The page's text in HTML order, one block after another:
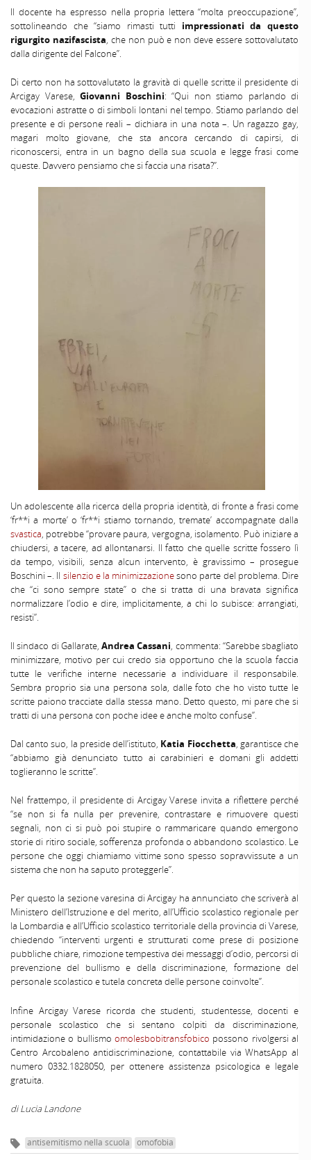
Il docente ha espresso nella propria lettera “molta preoccupazione”,
sottolineando che “siamo rimasti tutti impressionati da questo
rigurgito nazifascista, che non può e non deve essere sottovalutato
dalla dirigente del Falcone”.
Di certo non ha sottovalutato la gravità di quelle scritte il presidente di
Arcigay Varese, Giovanni Boschini: “Qui non stiamo parlando di
evocazioni astratte o di simboli lontani nel tempo. Stiamo parlando del
presente e di persone reali – dichiara in una nota –. Un ragazzo gay,
magari molto giovane, che sta ancora cercando di capirsi, di
riconoscersi, entra in un bagno della sua scuola e legge frasi come
queste. Davvero pensiamo che si faccia una risata?”.
Un adolescente alla ricerca della propria identità, di fronte a frasi come
‘fr**i a morte’ o ‘fr**i stiamo tornando, tremate’ accompagnate dalla
svastica, potrebbe “provare paura, vergogna, isolamento. Può iniziare a
chiudersi, a tacere, ad allontanarsi. Il fatto che quelle scritte fossero lì
da tempo, visibili, senza alcun intervento, è gravissimo – prosegue
Boschini –. Il silenzio e la minimizzazionesono parte del problema. Dire
che “ci sono sempre state” o che si tratta di una bravata significa
normalizzare l’odio e dire, implicitamente, a chi lo subisce: arrangiati,
resisti”.
Il sindaco di Gallarate, Andrea Cassani, commenta: “Sarebbe sbagliato
minimizzare, motivo per cui credo sia opportuno che la scuola faccia
tutte le verifiche interne necessarie a individuare il responsabile.
Sembra proprio sia una persona sola, dalle foto che ho visto tutte le
scritte paiono tracciate dalla stessa mano. Detto questo, mi pare che si
tratti di una persona con poche idee e anche molto confuse”.
Dal canto suo, la preside dell’istituto, Katia Fiocchetta, garantisce che
“abbiamo già denunciato tutto ai carabinieri e domani gli addetti
toglieranno le scritte”.
Nel frattempo, il presidente di Arcigay Varese invita a riflettere perché
“se non si fa nulla per prevenire, contrastare e rimuovere questi
segnali, non ci si può poi stupire o rammaricare quando emergono
storie di ritiro sociale, sofferenza profonda o abbandono scolastico. Le
persone che oggi chiamiamo vittime sono spesso sopravvissute a un
sistema che non ha saputo proteggerle”.
Per questo la sezione varesina di Arcigay ha annunciato che scriverà al
Ministero dell’Istruzione e del merito, all’Ufficio scolastico regionale per
la Lombardia e all’Ufficio scolastico territoriale della provincia di Varese,
chiedendo “interventi urgenti e strutturati come prese di posizione
pubbliche chiare, rimozione tempestiva dei messaggi d’odio, percorsi di
prevenzione del bullismo e della discriminazione, formazione del
personale scolastico e tutela concreta delle persone coinvolte”.
Infine Arcigay Varese ricorda che studenti, studentesse, docenti e
personale scolastico che si sentano colpiti da discriminazione,
intimidazione o bullismo omolesbobitransfobico possono rivolgersi al
Centro Arcobaleno antidiscriminazione, contattabile via WhatsApp al
numero 0332.1828050, per ottenere assistenza psicologica e legale
gratuita.
di Lucia Landone
antisemitismo nella scuola omofobia